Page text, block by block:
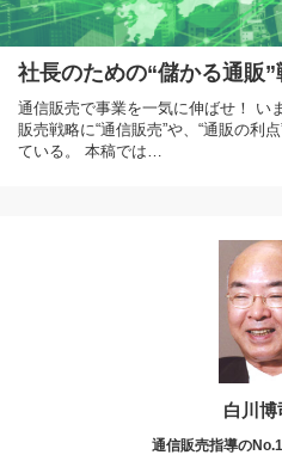
社長のための“儲かる通販”
通信販売で事業を一気に伸ばせ！ い
販売戦略に“通信販売”や、“通販の利
ている。 本稿では…
白川博
通信販売指導の